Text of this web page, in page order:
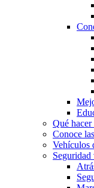
Qué
Conoce
Vehículos